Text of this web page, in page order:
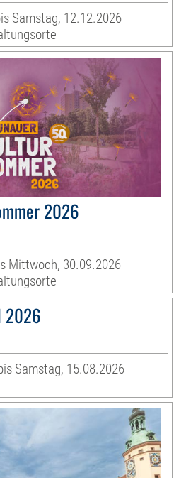
Samstag, 12.12.2026
2026
Mittwoch, 30.09.2026
2026
Samstag, 15.08.2026